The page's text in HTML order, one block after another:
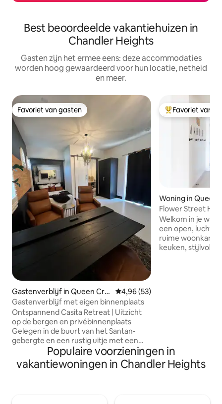
Best beoordeelde vakantiehuizen in
Chandler Heights
Gasten zijn het ermee eens: deze accommodaties
worden hoog gewaardeerd voor hun locatie, netheid
en meer.
Favoriet van gasten
Favoriet van gasten
Gastenverblijf in Queen Cre
ek
Gemiddelde beoordeling van
4,96 (53)
Gastenverblijf met eigen binnenplaats
Ontspannend Casita Retreat | Uitzicht
op de bergen en privébinnenplaats
Gelegen in de buurt van het Santan-
gebergte en een rustig uitje met een
adembenemend uitzicht. Geniet's
ochtends van je koffie op de charmante
binnenplaats en verken vervolgens de
Topfavoriet van
Favoriet van
Woning in Queen
Flower Street
golf!
Welkom in je
een open,
ruime
keuken, stijlvolle
Grounds.
spelen bij Las
Populaire voorzieningen in
vakantiewoningen in Chandler Heights